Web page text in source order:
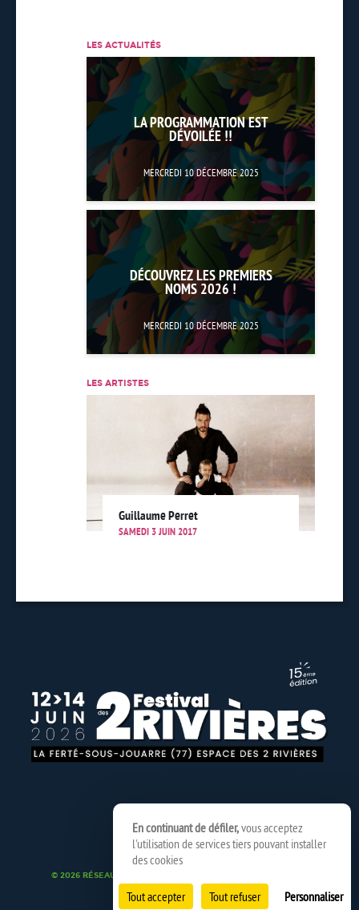
LES ACTUALITÉS
LA PROGRAMMATION EST
DÉVOILÉE !!
MERCREDI 10 DÉCEMBRE 2025
DÉCOUVREZ LES PREMIERS
NOMS 2026 !
MERCREDI 10 DÉCEMBRE 2025
LES ARTISTES
Guillaume Perret
SAMEDI 3 JUIN 2017
© 2026 RÉSEAU SPEDIDAM
En continuant de défiler,vous acceptez
l'utilisation de services tiers pouvant installer
des cookies
Tout accepter Tout refuser Personnaliser